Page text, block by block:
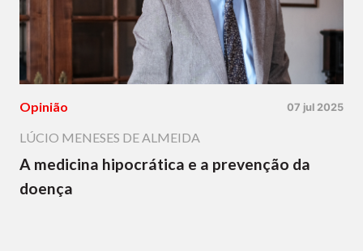
Opinião 07 jul 2025
LÚCIO MENESES DE ALMEIDA
A medicina hipocrática e a prevenção da
doença